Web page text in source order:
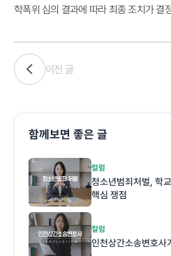
학폭위 심의 결과에 따라 최종 조치가 결
이전 글
함께보면 좋은 글
컬럼
청소년범죄처벌, 학
핵심 쟁점
컬럼
인천상간소송변호사